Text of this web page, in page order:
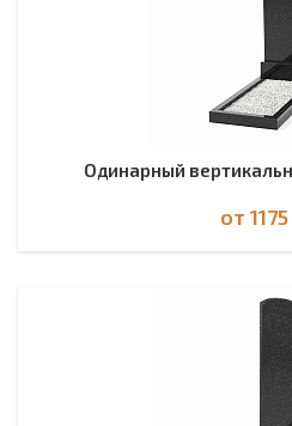
Одинарный
от 1175